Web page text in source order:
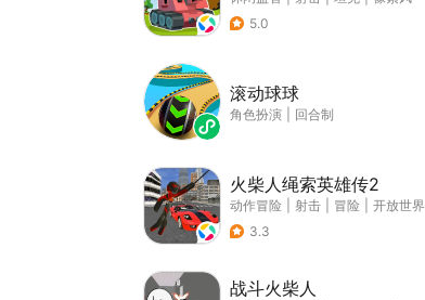
5.0
滚动球球
角色扮演 回合制
火柴人绳索英雄传2
动作冒险 射击 冒险
开放世界
3.3
战斗火柴人